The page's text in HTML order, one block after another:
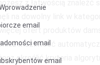
email
email
email
z łatwością znaleźć
na dowolny link w
więcej ofert produktów
możliwość
określić kryteria